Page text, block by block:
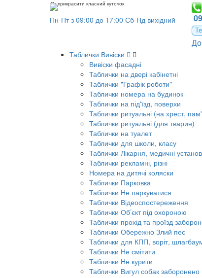
Пн-Пт з 09:00 до 17:00 Сб-Нд вихідний
Таблички Вивіски
Вивіски фасадні
Таблички на двері кабінетні
Таблички "Графік роботи"
Таблички номера на будинок
Таблички на під'їзд, поверхи
Таблички ритуальні (на хрест,
Таблички ритуальні (для тварин)
Таблички на туалет
Таблички для школи, класу
Таблички Лікарня, медичні
Таблички рекламні, різні
Номера на дитячі коляски
Таблички Парковка
Таблички Не паркуватися
Таблички Відеоспостереження
Таблички Об’єкт під охороною
Таблички прохід та проїзд
Таблички Обережно Злий пес
Таблички для КПП, воріт,
Таблички Не смітити
Таблички Не курити
Таблички Вигул собак заборонено
Як прикрасити класний куточок